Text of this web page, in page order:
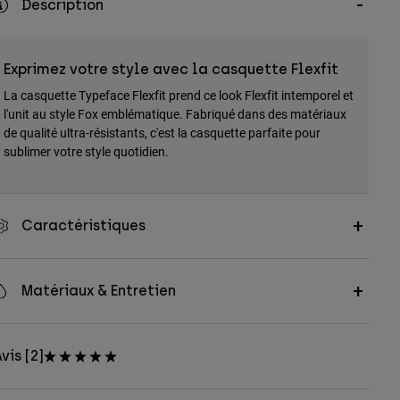
Description
Exprimez votre style avec la casquette Flexfit
La casquette Typeface Flexfit prend ce look Flexfit intemporel et
l'unit au style Fox emblématique. Fabriqué dans des matériaux
de qualité ultra-résistants, c'est la casquette parfaite pour
sublimer votre style quotidien.
Caractéristiques
Matériaux & Entretien
[2]